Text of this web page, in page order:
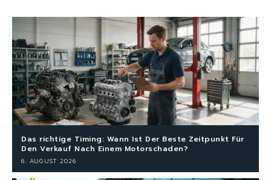
Das richtige Timing: Wann Ist Der Beste Zeitpunkt Für
Den Verkauf Nach Einem Motorschaden?
6. AUGUST 2026